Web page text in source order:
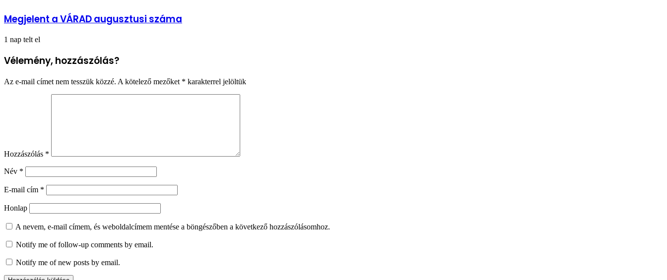
Megjelent a VÁRAD augusztusi száma
1 nap telt el
Vélemény, hozzászólás?
Az e-mail címet nem tesszük közzé. A kötelező mezőket * karakterrel jelöltük
Hozzászólás *
Név *
E-mail cím *
Honlap
A nevem, e-mail címem, és weboldalcímem mentése a böngészőben a következő hozzászólásomhoz.
Notify me of follow-up comments by email.
Notify me of new posts by email.